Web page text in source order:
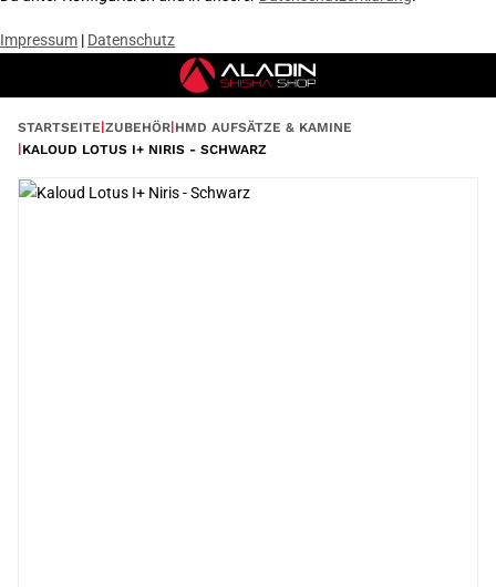
Impressum | Datenschutz
STARTSEITE ZUBEHÖR HMD AUFSÄTZE & KAMINE
KALOUD LOTUS I+ NIRIS - SCHWARZ